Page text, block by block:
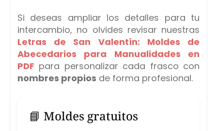
Si deseas ampliar los detalles para tu
intercambio, no olvides revisar nuestras
Letras de San Valentín: Moldes de
Abecedarios para Manualidades en
PDF para personalizar cada frasco con
nombres propios de forma profesional.
📘 Moldes gratuitos